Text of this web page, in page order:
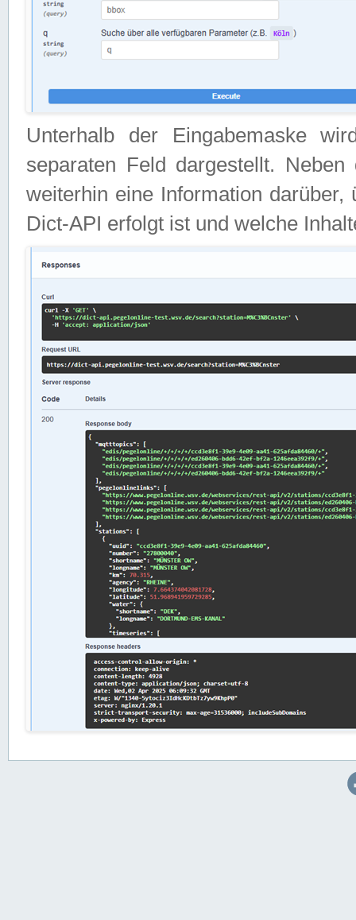
Unterhalb der Eingabemaske
separaten Feld dargestellt.
weiterhin eine Information
Dict-API erfolgt ist und welche